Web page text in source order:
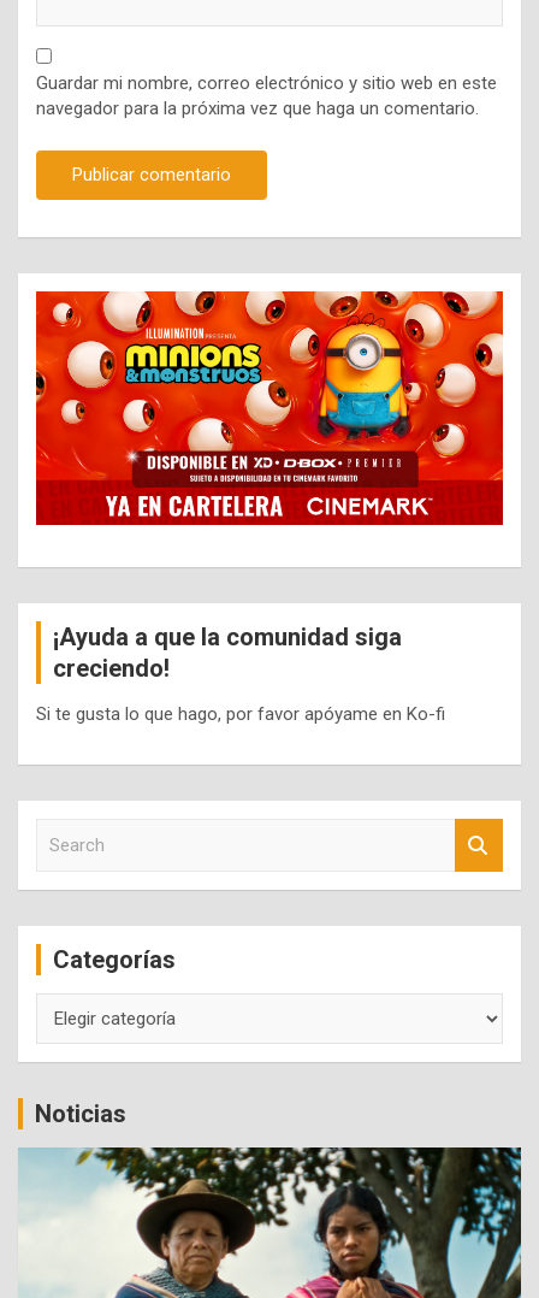
Guardar mi nombre, correo electrónico y sitio web en este
navegador para la próxima vez que haga un comentario.
¡Ayuda a que la comunidad siga
creciendo!
Si te gusta lo que hago, por favor apóyame en Ko-fi
c
Categorías
Noticias